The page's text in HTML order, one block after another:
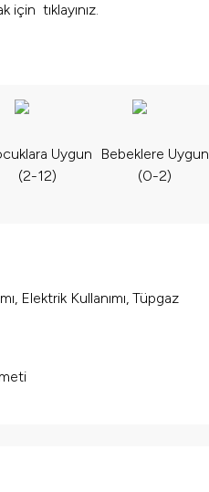
için tıklayınız.
Uygun
(2-12)
Bebeklere Uygun
(0-2)
Elektrik Kullanımı, Tüpgaz